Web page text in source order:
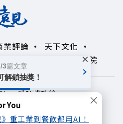
You
重工業到餐飲都用AI！
業評論
天下文化
50+ 領導影響力學院
隱私權政策
1999~2026
3篇文章
解鎖抽獎！
×